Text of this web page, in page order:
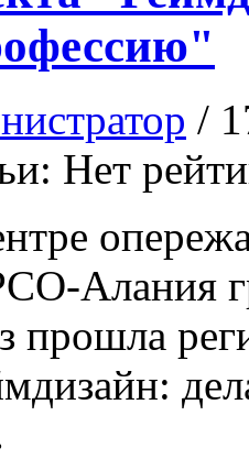
/
Нет
прошла